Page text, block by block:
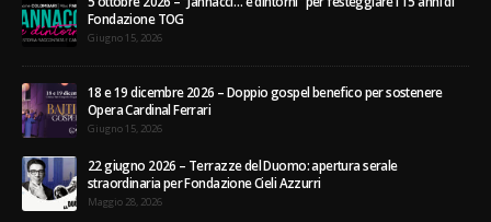
Fondazione TOG
Giugno 15, 2026
18 e 19 dicembre 2026 – Doppio gospel benefico per sostenere
Opera Cardinal Ferrari
Giugno 15, 2026
22 giugno 2026 – Terrazze del Duomo: apertura serale
straordinaria per Fondazione Cieli Azzurri
Maggio 28, 2026